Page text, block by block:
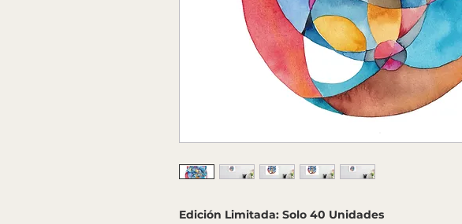
Edición Limitada: Solo 40 Unidades